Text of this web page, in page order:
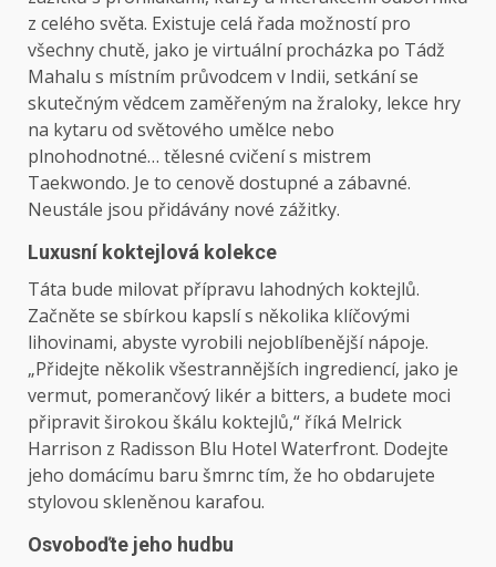
z celého světa. Existuje celá řada možností pro
všechny chutě, jako je virtuální procházka po Tádž
Mahalu s místním průvodcem v Indii, setkání se
skutečným vědcem zaměřeným na žraloky, lekce hry
na kytaru od světového umělce nebo
plnohodnotné… tělesné cvičení s mistrem
Taekwondo. Je to cenově dostupné a zábavné.
Neustále jsou přidávány nové zážitky.
Luxusní koktejlová kolekce
Táta bude milovat přípravu lahodných koktejlů.
Začněte se sbírkou kapslí s několika klíčovými
lihovinami, abyste vyrobili nejoblíbenější nápoje.
„Přidejte několik všestrannějších ingrediencí, jako je
vermut, pomerančový likér a bitters, a budete moci
připravit širokou škálu koktejlů,“ říká Melrick
Harrison z Radisson Blu Hotel Waterfront. Dodejte
jeho domácímu baru šmrnc tím, že ho obdarujete
stylovou skleněnou karafou.
Osvoboďte jeho hudbu